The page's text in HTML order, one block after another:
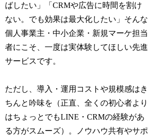
ばしたい」「CRMや広告に時間を割け
ない。でも効果は最大化したい」そんな
個人事業主・中小企業・新規マーケ担当
者にこそ、一度は実体験してほしい先進
サービスです。
ただし、導入・運用コストや規模感はき
ちんと吟味を（正直、全くの初心者より
はちょっとでもLINE・CRMの経験があ
る方がスムーズ）。ノウハウ共有やサポ